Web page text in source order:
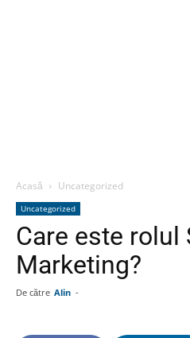
Acasă Uncategorized
Uncategorized
Care este rolul
Marketing?
De către Alin -